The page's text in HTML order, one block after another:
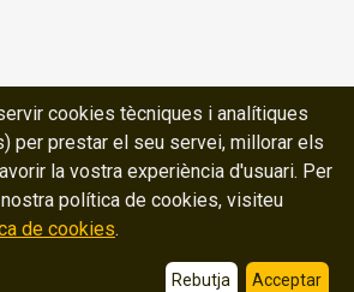
cookies tècniques i analítiques
per prestar el seu servei, millorar els
la vostra experiència d'usuari. Per
política de cookies, visiteu
de cookies.
Rebutja Acceptar